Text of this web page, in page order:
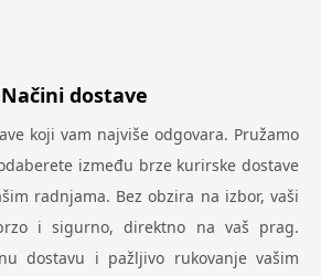
Načini dostave
koji vam najviše odgovara. Pružamo
između brze kurirske dostave
radnjama. Bez obzira na izbor, vaši
i sigurno, direktno na vaš prag.
dostavu i pažljivo rukovanje vašim